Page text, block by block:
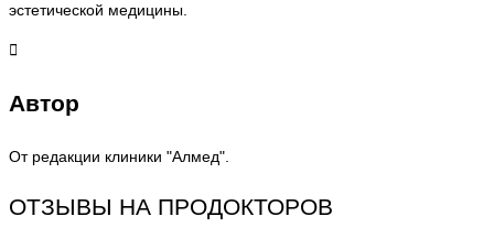
эстетической медицины.
Автор
От редакции клиники "Алмед".
ОТЗЫВЫ НА ПРОДОКТОРОВ